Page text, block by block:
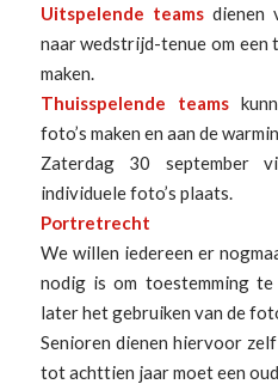
Uitspelende teamsdienen
naar wedstrijd-tenue om
maken.
Thuisspelende teams
foto’s maken en aan de
Zaterdag 30 september
individuele foto’s plaats.
Portretrecht
We willen iedereen er
nodig is om toestemming
later het gebruiken van de
Senioren dienen hiervoor
tot achttien jaar moet een